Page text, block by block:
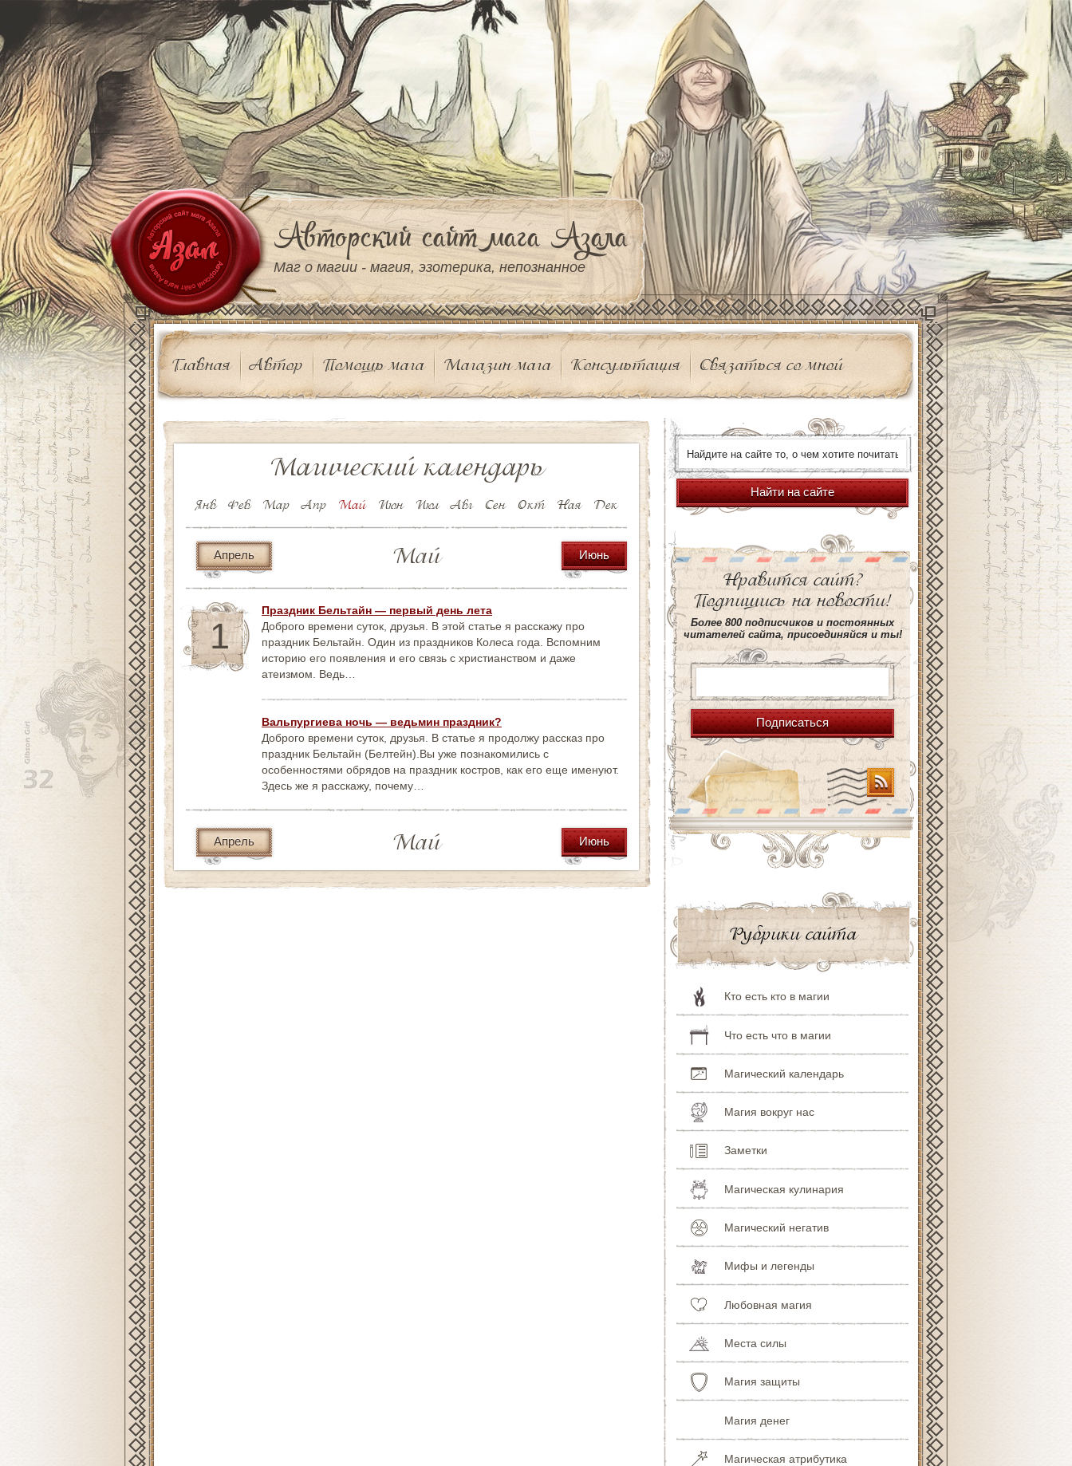
Авторский сайт мага Азала
Маг о магии - магия, эзотерика, непознанное
Главная Автор Помощь мага Магазин мага Консультация Связаться со мной
Найти на сайте
Нравится сайт?
Подпишись на новости!
Более 800 подписчиков и постоянных
читателей сайта, присоединяйся и ты!
Подписаться
Рубрики сайта
Кто есть кто в магии
Что есть что в магии
Магический календарь
Магия вокруг нас
Заметки
Магическая кулинария
Магический негатив
Мифы и легенды
Любовная магия
Места силы
Магия защиты
Магия денег
Магическая атрибутика
Магический календарь
Янв Фев Мар Апр Май Июн Июл Авг Сен Окт Ная Дек
Апрель Май Июнь
1
Праздник Бельтайн — первый день лета
Доброго времени суток, друзья. В этой статье я расскажу про
праздник Бельтайн. Один из праздников Колеса года. Вспомним
историю его появления и его связь с христианством и даже
атеизмом. Ведь…
Вальпургиева ночь — ведьмин праздник?
Доброго времени суток, друзья. В статье я продолжу рассказ про
праздник Бельтайн (Белтейн).Вы уже познакомились с
особенностями обрядов на праздник костров, как его еще именуют.
Здесь же я расскажу, почему…
Апрель Май Июнь
This
site
is
protected
by
wp-
copyrightpro.com